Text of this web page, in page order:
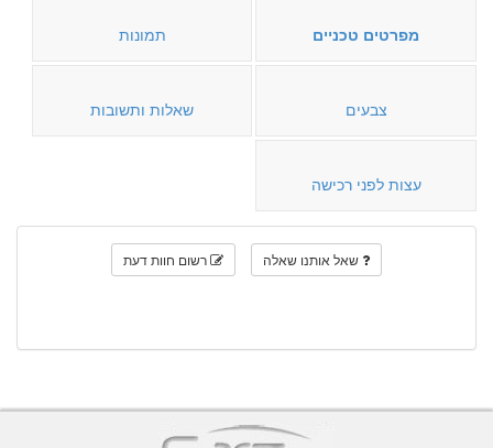
מפרטים טכניים תמונות
צבעים שאלות ותשובות
עצות לפני רכישה
שאל אותנו שאלה רשום חוות דעת